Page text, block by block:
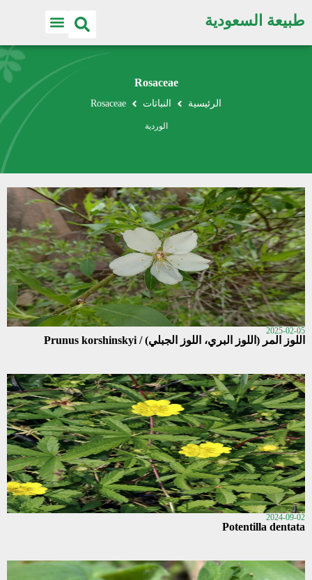
طبيعة السعودية
Rosaceae
الرئيسية النباتات Rosaceae
الوردية
2025-02-05
اللوز المر (اللوز البري، اللوز الجبلي) / Prunus korshinskyi
2024-09-02
Potentilla dentata